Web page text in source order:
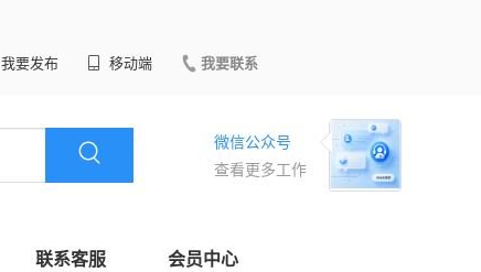
我要发布
移动端 我要联系
微信公众号
查看更多工作
联系客服 会员中心